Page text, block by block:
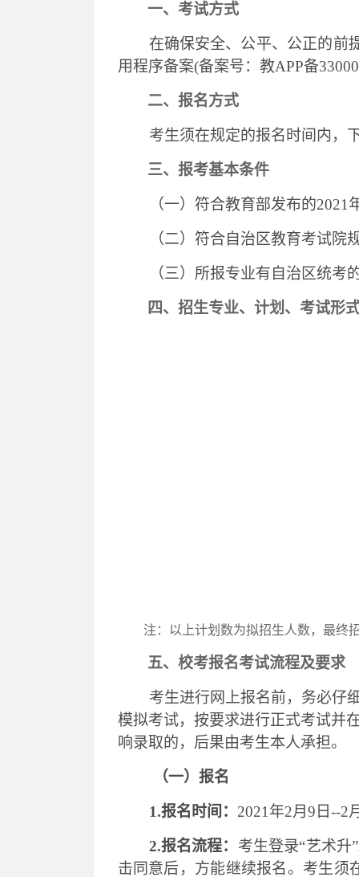
一、 考试方式
在确保安全、公平、公正的前
用程序备案(备案号：教APP备
二、报名方式
考生须在规定的报名时间内，
三、报考基本条件
（一）符合教育部发布的2021
（二）符合自治区教育考试院
（三）所报专业有自治区统
四、 招生专业、计划、考试形
注： 以上计划数为拟招生人数， 最终
五、校考报名考试流程及要求
考生进行网上报名前，务必仔
模拟考试，按要求进行正式考试并
响录取的，后果由考生本人承担。
（一）报名
1.报名时间： 2021年2月 9 日--2
2.报名流程： 考生登录“艺术升
击同意后，方能继续报名。考生须